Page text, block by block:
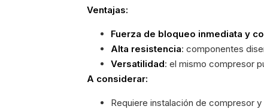
Ventajas:
Fuerza de bloqueo inmediata y
Alta resistencia: componentes
Versatilidad: el mismo compresor
A considerar:
Requiere instalación de compresor